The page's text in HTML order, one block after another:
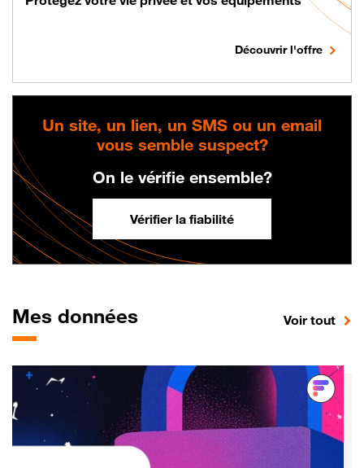
Découvrir l'offre
Un site, un lien, un SMS ou un email
vous semble suspect?
On le vérifie ensemble?
Vérifier la fiabilité
Mes données Voir toutsur